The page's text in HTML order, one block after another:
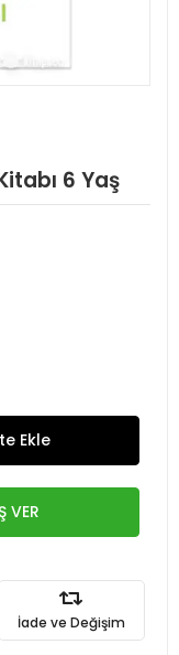
6 Yaş
Ekle
VER
İade ve Değişim